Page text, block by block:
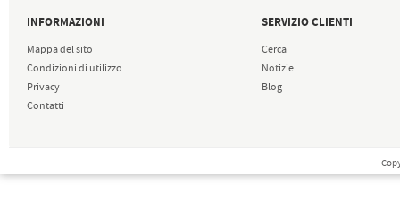
INFORMAZIONI
Mappa del sito
Condizioni di utilizzo
Privacy
Contatti
SERVIZIO CLIENTI
Cerca
Notizie
Blog